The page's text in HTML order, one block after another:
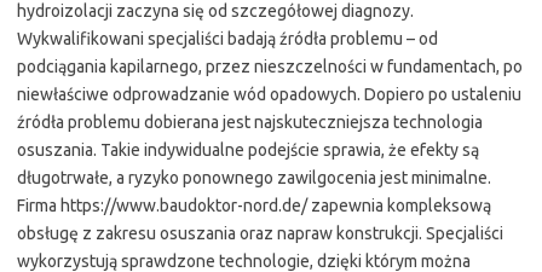
hydroizolacji zaczyna się od szczegółowej diagnozy.
Wykwalifikowani specjaliści badają źródła problemu – od
podciągania kapilarnego, przez nieszczelności w fundamentach, po
niewłaściwe odprowadzanie wód opadowych. Dopiero po ustaleniu
źródła problemu dobierana jest najskuteczniejsza technologia
osuszania. Takie indywidualne podejście sprawia, że efekty są
długotrwałe, a ryzyko ponownego zawilgocenia jest minimalne.
Firma https://www.baudoktor-nord.de/ zapewnia kompleksową
obsługę z zakresu osuszania oraz napraw konstrukcji. Specjaliści
wykorzystują sprawdzone technologie, dzięki którym można